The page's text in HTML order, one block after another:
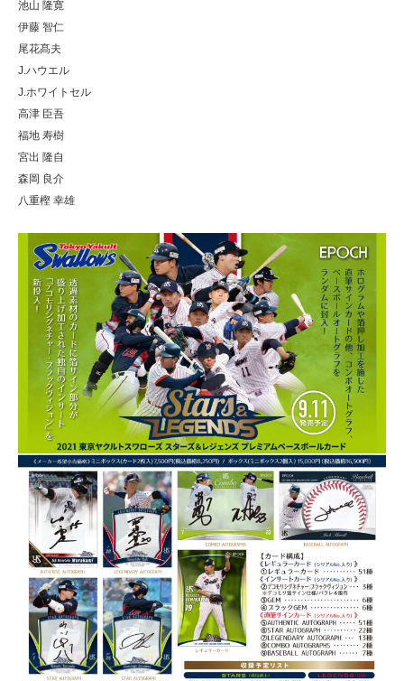
池山 隆寛
伊藤 智仁
尾花髙夫
J.ハウエル
J.ホワイトセル
高津 臣吾
福地 寿樹
宮出 隆自
森岡 良介
八重樫 幸雄